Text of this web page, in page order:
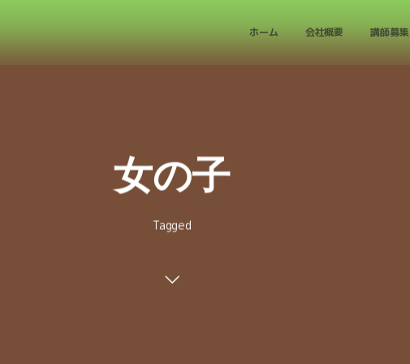
ホーム 会社概要 講師募集
女の子
Tagged